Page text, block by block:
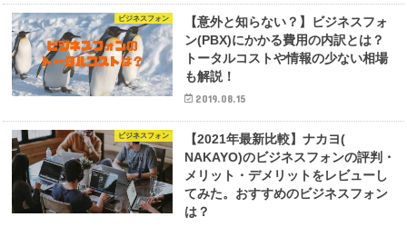
ビジネスフォン
【意外と知らない？】ビジネスフォ
ン(PBX)にかかる費用の内訳とは？
トータルコストや情報の少ない相場
も解説！
2019.08.15
ビジネスフォン
【2021年最新比較】ナカヨ(
NAKAYO)のビジネスフォンの評判・
メリット・デメリットをレビューし
てみた。おすすめのビジネスフォン
は？